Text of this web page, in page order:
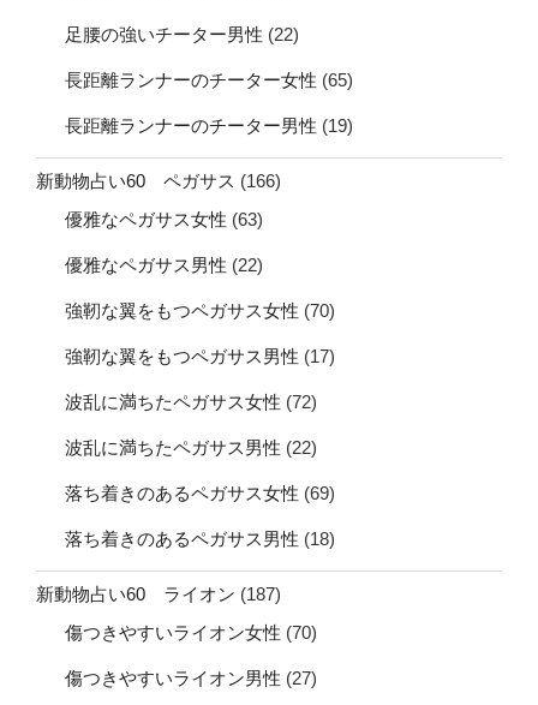
足腰の強いチーター男性 (22)
長距離ランナーのチーター女性 (65)
長距離ランナーのチーター男性 (19)
新動物占い60 ペガサス (166)
優雅なペガサス女性 (63)
優雅なペガサス男性 (22)
強靭な翼をもつペガサス女性 (70)
強靭な翼をもつペガサス男性 (17)
波乱に満ちたペガサス女性 (72)
波乱に満ちたペガサス男性 (22)
落ち着きのあるペガサス女性 (69)
落ち着きのあるペガサス男性 (18)
新動物占い60 ライオン (187)
傷つきやすいライオン女性 (70)
傷つきやすいライオン男性 (27)